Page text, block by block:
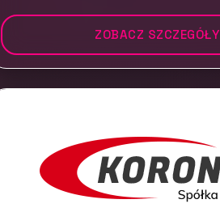
ZOBACZ SZCZEGÓŁY